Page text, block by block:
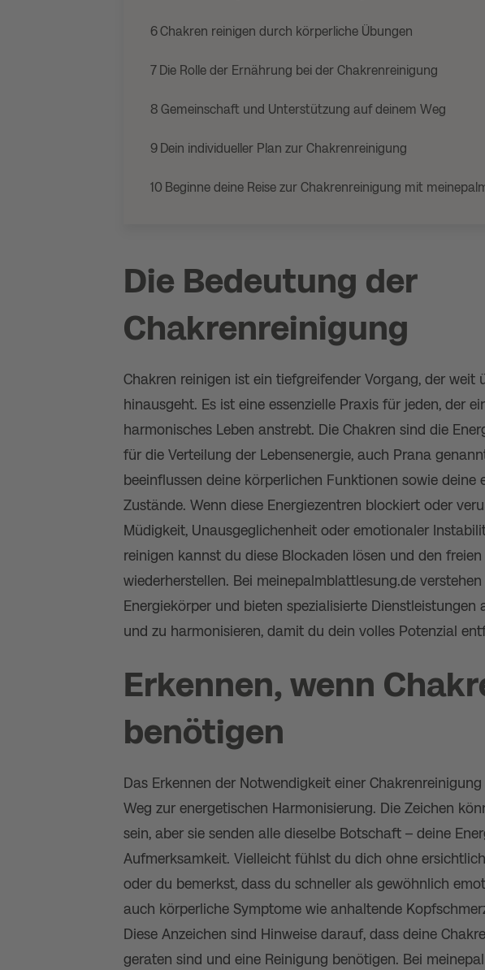
6Chakren reinigen durch körperliche Übungen
7 Die Rolle der Ernährung bei der Chakrenreinigung
8 Gemeinschaft und Unterstützung auf deinem Weg
9 Dein individueller Plan zur Chakrenreinigung
10 Beginne deine Reise zur Chakrenreinigung mit
Die Bedeutung der
Chakrenreinigung
Chakren reinigen ist ein tiefgreifender Vorgang, der weit
hinausgeht. Es ist eine essenzielle Praxis für jeden, der
harmonisches Leben anstrebt. Die Chakren sind die
für die Verteilung der Lebensenergie, auch Prana
beeinflussen deine körperlichen Funktionen sowie deine
Zustände. Wenn diese Energiezentren blockiert oder
Müdigkeit, Unausgeglichenheit oder emotionaler
reinigen kannst du diese Blockaden lösen und den
wiederherstellen. Bei meinepalmblattlesung.de
Energiekörper und bieten spezialisierte Dienstleistungen
und zu harmonisieren, damit du dein volles Potenzial
Erkennen, wenn
benötigen
Das Erkennen der Notwendigkeit einer
Weg zur energetischen Harmonisierung. Die Zeichen
sein, aber sie senden alle dieselbe Botschaft – deine
Aufmerksamkeit. Vielleicht fühlst du dich ohne
oder du bemerkst, dass du schneller als gewöhnlich
auch körperliche Symptome wie anhaltende
Diese Anzeichen sind Hinweise darauf, dass deine
geraten sind und eine Reinigung benötigen. Bei